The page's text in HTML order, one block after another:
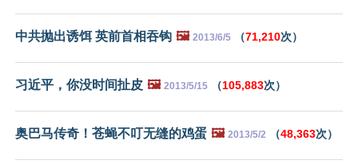
中共抛出诱饵 英前首相吞钩 🖼️ 2013/6/5 （71,210次）
习近平，你没时间扯皮 🖼️ 2013/5/15 （105,883次）
奥巴马传奇！苍蝇不叮无缝的鸡蛋 🖼️ 2013/5/2 （48,363次）